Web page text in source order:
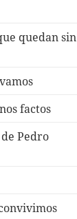
quedan sin
factos
Pedro